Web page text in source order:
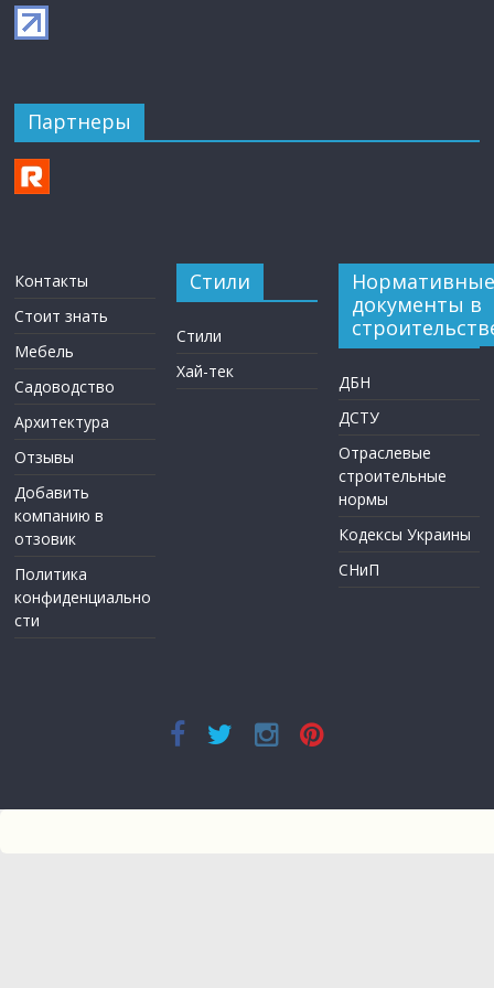
Партнеры
Контакты
Стоит знать
Мебель
Садоводство
Архитектура
Отзывы
Добавить
компанию в
отзовик
Политика
конфиденциально
сти
Стили
Стили
Хай-тек
Нормативные
документы в
ДБН
ДСТУ
Отраслевые
строительные
нормы
Кодексы Украины
СНиП